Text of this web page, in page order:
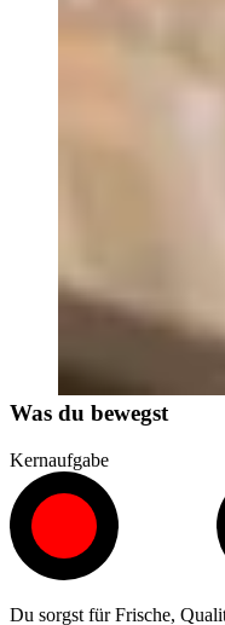
Was du bewegst
Kernaufgabe
Du sorgst für Frische,